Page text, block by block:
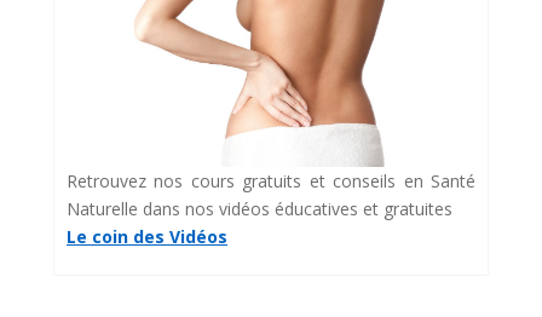
Retrouvez nos cours gratuits et conseils en Santé
Naturelle dans nos vidéos éducatives et gratuites
Le coin des Vidéos